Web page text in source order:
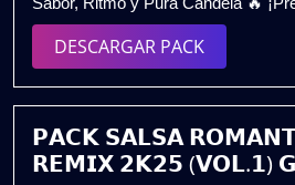
2025
DESCARGAR PACKDESCARGAR
PACK
𝗣𝗔𝗖𝗞 𝗦𝗔𝗟𝗦𝗔
𝗥𝗘𝗠𝗜𝗫 𝟮𝗞𝟮𝟱 (𝗩𝗢𝗟.𝟭)